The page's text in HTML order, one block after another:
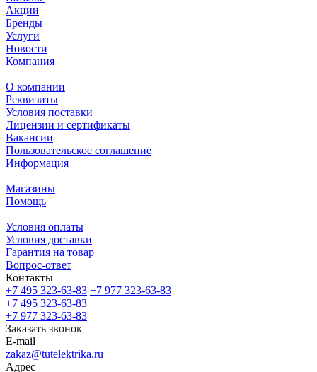
Акции
Бренды
Услуги
Новости
Компания
О компании
Реквизиты
Условия поставки
Лицензии и сертификаты
Вакансии
Пользовательское соглашение
Информация
Магазины
Помощь
Условия оплаты
Условия доставки
Гарантия на товар
Вопрос-ответ
Контакты
+7 495 323-63-83 +7 977 323-63-83
+7 495 323-63-83
+7 977 323-63-83
Заказать звонок
E-mail
zakaz@tutelektrika.ru
Адрес